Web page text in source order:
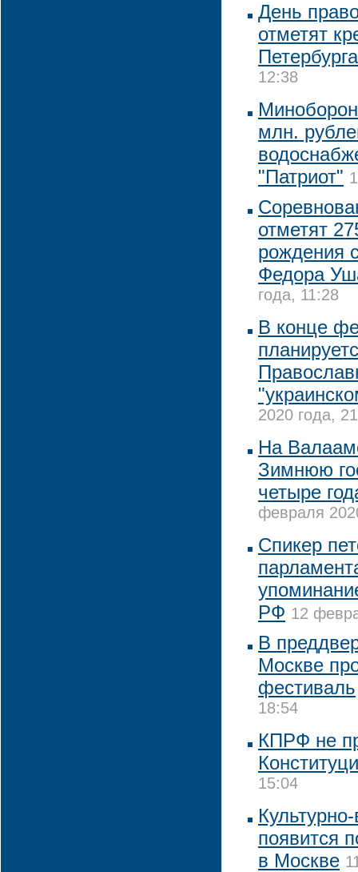
День
отметят
Петербурга
12:38
млн.
"Патриот"
отметят
рождения
Федора
года, 11:28
В конце
2020 года,
На
Зимнюю
четыре
февраля
Спикер
РФ 12
В
Москве
фестиваль
18:54
КПРФ не
15:04
появится
в Москве